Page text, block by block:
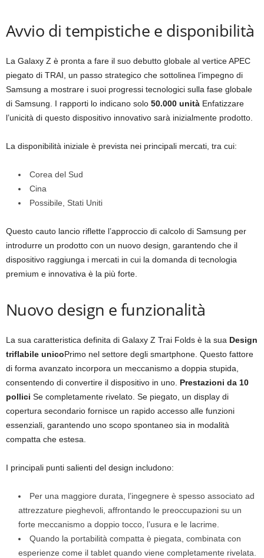
Avvio di tempistiche e disponibilità
La Galaxy Z è pronta a fare il suo debutto globale al vertice APEC
piegato di TRAI, un passo strategico che sottolinea l’impegno di
Samsung a mostrare i suoi progressi tecnologici sulla fase globale
di Samsung. I rapporti lo indicano solo 50.000 unità Enfatizzare
l’unicità di questo dispositivo innovativo sarà inizialmente prodotto.
La disponibilità iniziale è prevista nei principali mercati, tra cui:
Corea del Sud
Cina
Possibile, Stati Uniti
Questo cauto lancio riflette l’approccio di calcolo di Samsung per
introdurre un prodotto con un nuovo design, garantendo che il
dispositivo raggiunga i mercati in cui la domanda di tecnologia
premium e innovativa è la più forte.
Nuovo design e funzionalità
La sua caratteristica definita di Galaxy Z Trai Folds è la sua Design
triflabile unicoPrimo nel settore degli smartphone. Questo fattore
di forma avanzato incorpora un meccanismo a doppia stupida,
consentendo di convertire il dispositivo in uno. Prestazioni da 10
pollici Se completamente rivelato. Se piegato, un display di
copertura secondario fornisce un rapido accesso alle funzioni
essenziali, garantendo uno scopo spontaneo sia in modalità
compatta che estesa.
I principali punti salienti del design includono:
Per una maggiore durata, l’ingegnere è spesso associato ad
attrezzature pieghevoli, affrontando le preoccupazioni su un
forte meccanismo a doppio tocco, l’usura e le lacrime.
Quando la portabilità compatta è piegata, combinata con
esperienze come il tablet quando viene completamente rivelata.